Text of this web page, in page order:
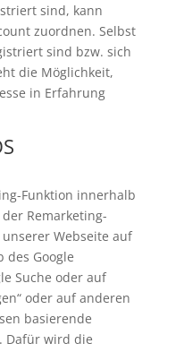
sind, kann
zuordnen. Selbst
sind bzw. sich
die Möglichkeit,
in Erfahrung
Funktion innerhalb
Remarketing-
Webseite auf
Google
Suche oder auf
oder auf anderen
basierende
Dafür wird die